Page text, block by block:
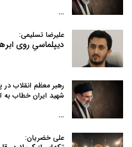
…
علیرضا تسلیمی:
دیپلماسیِ روی
رهبر معظم انقلاب
شهید ایران خطاب به
…
علی خضریان: